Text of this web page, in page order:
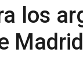
los
Madrid